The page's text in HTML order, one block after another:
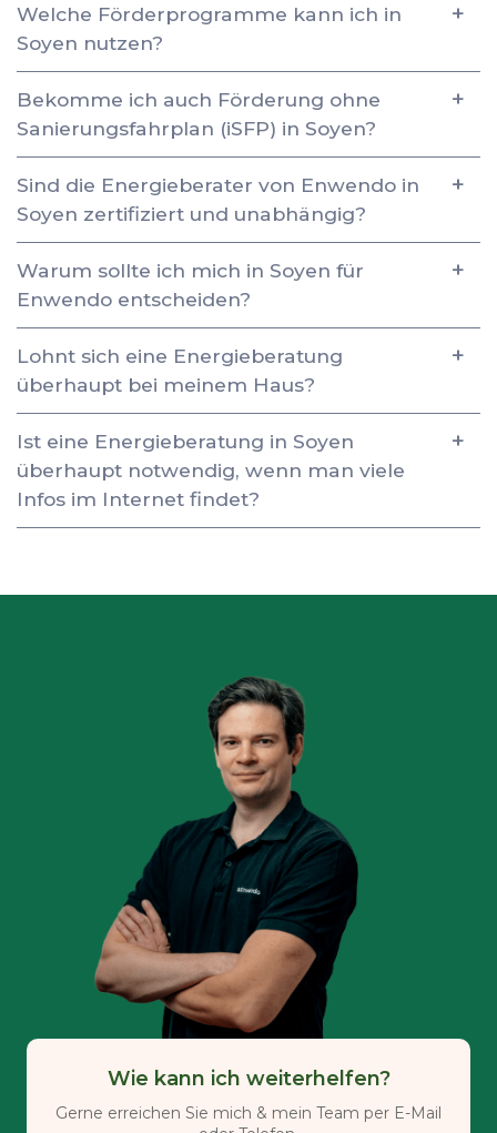
Welche Förderprogramme kann ich in
Soyen nutzen?
Bekomme ich auch Förderung ohne
Sanierungsfahrplan (iSFP) in Soyen?
Sind die Energieberater von Enwendo in
Soyen zertifiziert und unabhängig?
Warum sollte ich mich in Soyen für
Enwendo entscheiden?
Lohnt sich eine Energieberatung
überhaupt bei meinem Haus?
Ist eine Energieberatung in Soyen
überhaupt notwendig, wenn man viele
Infos im Internet findet?
Wie kann ich weiterhelfen?
Gerne erreichen Sie mich & mein Team per E-Mail